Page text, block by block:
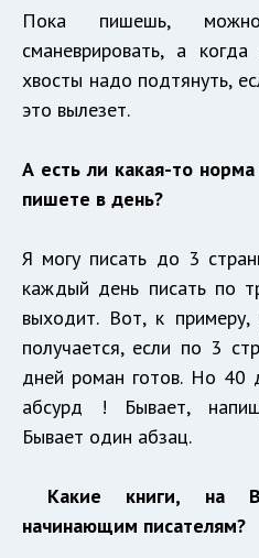
Пока пишешь,
сманеврировать, а
хвосты надо подтянуть,
это вылезет.
А есть ли какая-то
пишете в день?
Я могу писать до 3
каждый день писать по
выходит. Вот, к
получается, если по 3
дней роман готов. Но
абсурд ! Бывает,
Бывает один абзац.
Какие книги, на
начинающим писателям?